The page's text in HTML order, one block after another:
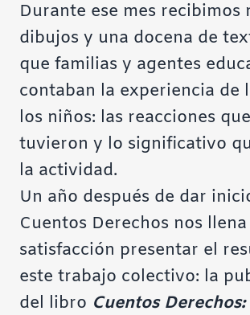
Durante ese mes recibimos
dibujos y una docena de
que familias y agentes
contaban la experiencia de
los niños: las reacciones
tuvieron y lo significativo
la actividad.
Un año después de dar
Cuentos Derechos nos
satisfacción presentar el
este trabajo colectivo: la
del libro Cuentos